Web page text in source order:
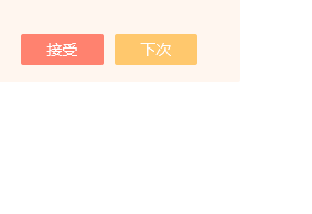
入手？
个关键因素